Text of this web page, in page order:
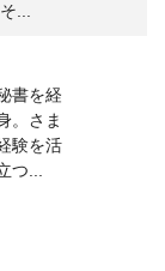
...
書を経
。さま
験を活
つ...